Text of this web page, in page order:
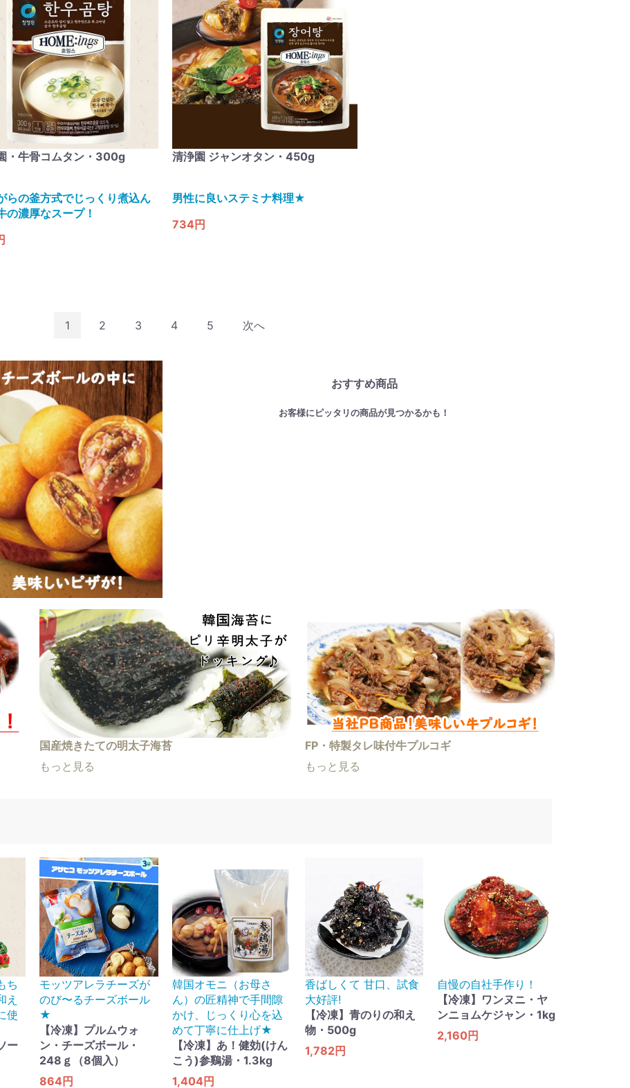
・牛骨コムタン・300g
らの釜方式でじっくり煮込ん
の濃厚なスープ！
清浄園 ジャンオタン・450g
男性に良いステミナ料理★
734円
1 2 3 4 5 次へ
おすすめ商品
お客様にピッタリの商品が見つかるかも！
国産焼きたての明太子海苔
もっと見る
FP・特製タレ味付牛プルコギ
もっと見る
ち
え
使
ー
モッツアレラチーズが
のび〜るチーズボール
★
【冷凍】プルムウォ
ン・チーズボール・
248ｇ（8個入）
864円
韓国オモニ（お母さ
ん）の匠精神で手間隙
かけ、じっくり心を込
めて丁寧に仕上げ★
【冷凍】あ！健効(けん
こう)参鷄湯・1.3kg
1,404円
香ばしくて 甘口​、試食
大好評!
【冷凍】青のりの和え
物・500g
1,782円
自慢の自社手作り！
【冷凍】ワンヌニ・ヤ
ンニョムケジャン・1kg
2,160円